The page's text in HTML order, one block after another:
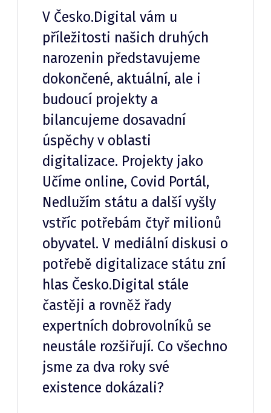
V Česko.Digital vám u
příležitosti našich druhých
narozenin představujeme
dokončené, aktuální, ale i
budoucí projekty a
bilancujeme dosavadní
úspěchy v oblasti
digitalizace. Projekty jako
Učíme online, Covid Portál,
Nedlužím státu a další vyšly
vstříc potřebám čtyř milionů
obyvatel. V mediální diskusi o
potřebě digitalizace státu zní
hlas Česko.Digital stále
častěji a rovněž řady
expertních dobrovolníků se
neustále rozšiřují. Co všechno
jsme za dva roky své
existence dokázali?